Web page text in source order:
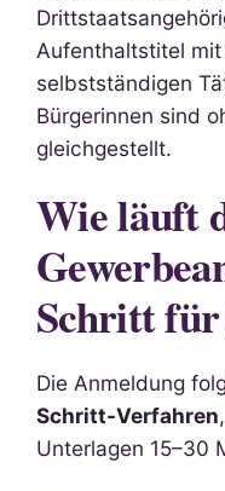
Aufenthaltstitel mit
selbstständigen
Bürgerinnen sind
gleichgestellt.
Wie läuft
Schritt
Die Anmeldung
Schritt-Verfahren
Unterlagen 15–30